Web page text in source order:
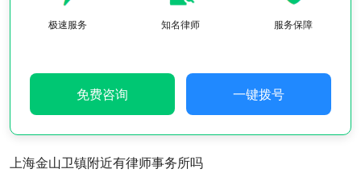
极速服务 知名律师 服务保障
免费咨询 一键拨号
上海金山卫镇附近有律师事务所吗